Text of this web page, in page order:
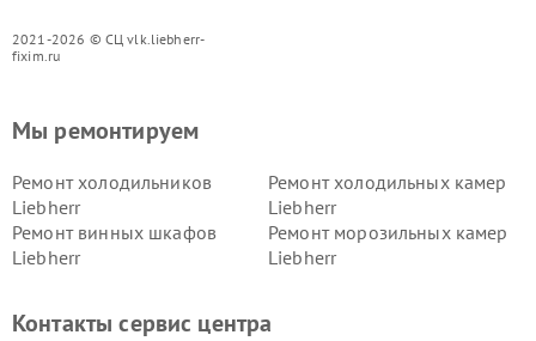
2021-2026 © СЦ vlk.liebherr-
fixim.ru
Мы ремонтируем
Ремонт холодильников
Liebherr
Ремонт холодильных камер
Liebherr
Ремонт винных шкафов
Liebherr
Ремонт морозильных камер
Liebherr
Контакты сервис центра